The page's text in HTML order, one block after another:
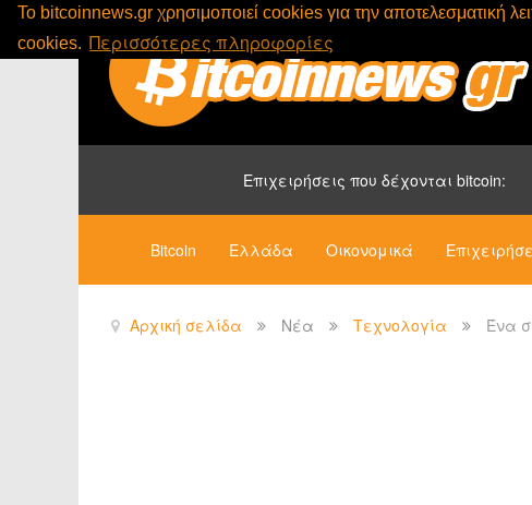
To bitcoinnews.gr χρησιμοποιεί cookies για την αποτελεσματική
cookies. Περισσότερες πληροφορίες
Επιχειρήσεις που δέχονται bitcoin:
Bitcoin Ελλάδα Οικονομικά
Αρχική σελίδα Νέα Τεχνολογία Ένα